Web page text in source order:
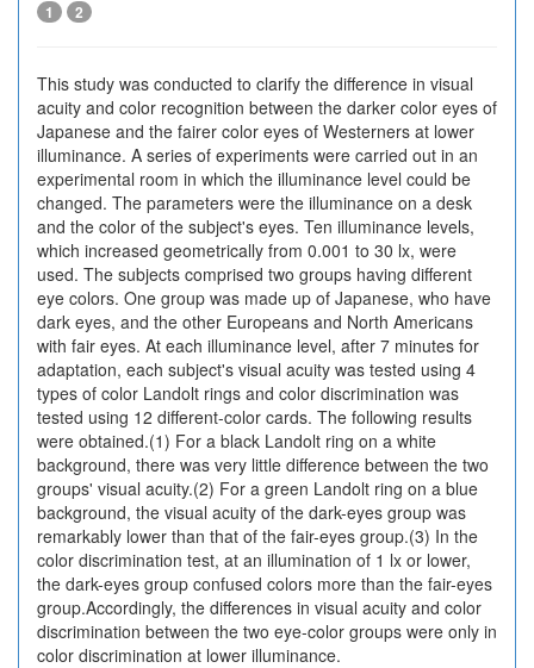
1 2
This study was conducted to clarify the difference in visual
acuity and color recognition between the darker color eyes of
Japanese and the fairer color eyes of Westerners at lower
illuminance. A series of experiments were carried out in an
experimental room in which the illuminance level could be
changed. The parameters were the illuminance on a desk
and the color of the subject's eyes. Ten illuminance levels,
which increased geometrically from 0.001 to 30 lx, were
used. The subjects comprised two groups having different
eye colors. One group was made up of Japanese, who have
dark eyes, and the other Europeans and North Americans
with fair eyes. At each illuminance level, after 7 minutes for
adaptation, each subject's visual acuity was tested using 4
types of color Landolt rings and color discrimination was
tested using 12 different-color cards. The following results
were obtained.(1) For a black Landolt ring on a white
background, there was very little difference between the two
groups' visual acuity.(2) For a green Landolt ring on a blue
background, the visual acuity of the dark-eyes group was
remarkably lower than that of the fair-eyes group.(3) In the
color discrimination test, at an illumination of 1 lx or lower,
the dark-eyes group confused colors more than the fair-eyes
group.Accordingly, the differences in visual acuity and color
discrimination between the two eye-color groups were only in
color discrimination at lower illuminance.